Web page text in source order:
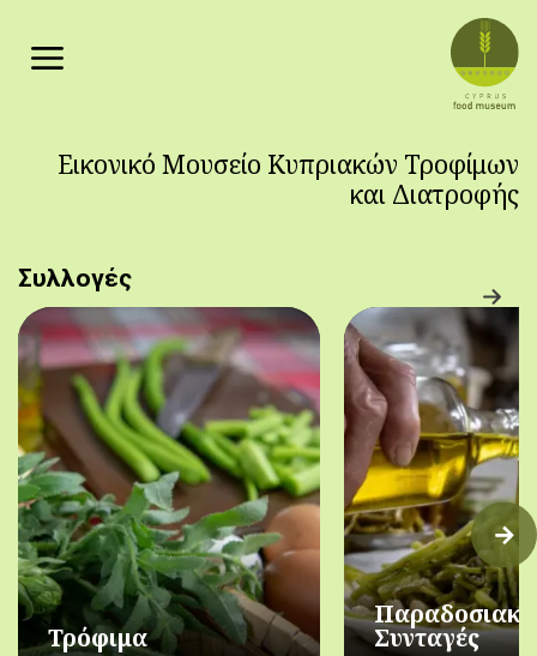
Εικονικό Μουσείο Κυπριακών Τροφίμων
και Διατροφής
Συλλογές
Τρόφιμα Συνταγές